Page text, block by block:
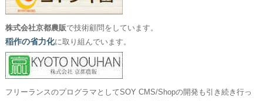
株式会社京都農販で技術顧問をしています。
稲作の省力化に取り組んでいます。
フリーランスのプログラマとしてSOY CMS/Shopの開発も引き続き行っ